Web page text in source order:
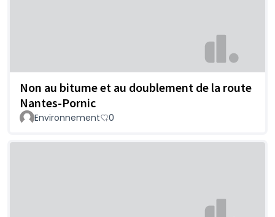
Non au bitume et au doublement de la route
Nantes-Pornic
Environnement 0